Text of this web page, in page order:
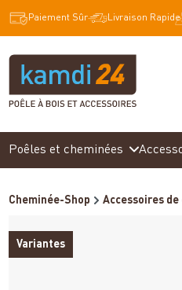
Passer à la
Paiement Sûr Livraison Rapide
Poêles et cheminées
Cheminée-Shop Accessoires de
Variantes